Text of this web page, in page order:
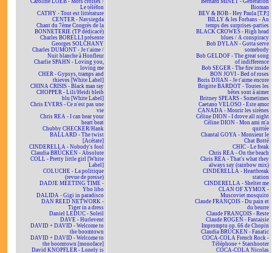
Caroline LOEB - Mots croisés /
Le téléfon
CATHY - Tout est littérature
CENTER - Navsiegda
Chant du 7ème Congrès de la
BONNETERIE (TP dédicacé)
Charles BORELLI présente
Georges SOLCHANY
Charles DUMONT - Je t'aime /
Nuit blanche à Honfleur
Charlie SPAHN - Loving you,
loving me
CHER - Gypsys, tramps and
thieves [White Label]
CHINA CRISIS - Black man ray
CHOPPER - Lili/Heidi bleib
blu [White Label]
Chris EVERS - Ce n'est pas une
vie
Chris REA - I can hear your
heart beat
Chubby CHECKER/Hank
BALLARD - The twist
[Acétate]
CINDERELLA - Nobody's fool
Claudia BRÜCKEN - Absolute
COLL - Pretty little girl [White
Label]
COLUCHE - La politique
(revue de presse)
DADJE MEETING TIME -
Ybo libo
DALIDA - Gigi in paradisco
DAN REED NETWORK -
Tiger in a dress
Daniel LEDUC - Soleil
DAVE - Hurlevent
DAVID + DAVID - Welcome to
the boomtown
DAVID + DAVID - Welcome to
the boomtown [monoface]
David KNOPFLER - Lonely is
Bernard MINET - Génération
Bioman
BEV & BOB - Hey Paula [T.P.]
BILLY & les Forbans - Au
temps des surprises-parties
BLACK CROWES - High head
blues / A conspiracy
Bob DYLAN - Gotta serve
somebody
Bob GELDOF - The great song
of indifference
Bob SEGER - The fire inside
BON JOVI - Bed of roses
Boris DJIAN - Je t'aime encore
Brigitte BARDOT - Toutes les
bêtes sont à aimer
Britney SPEARS - Sometimes
Caetano VELOSO - Este amor
CANADA - Mourir les sirènes
Céline DION - I drove all night
Céline DION - Mon ami m'a
quittée
Chantal GOYA - Monsieur le
Chat Botté
CHIC - Le freak
Chris REA - On the beach
Chris REA - That's what they
always say (rainbow mix)
CINDERELLA - Heartbreak
station
CINDERELLA - Shelter me
CLAN OF XYMOX -
Muscoviet mosquito
Claude FRANÇOIS - Du pain et
du beurre
Claude FRANÇOIS - Reste
Claude ROGEN - Fantaisie
Impromptu op. 66 de Chopin
Claudia BRÜCKEN - Fanatic
COCA-COLA French Rock -
Téléphone + Starshooter
COCA-COLA Nicolas